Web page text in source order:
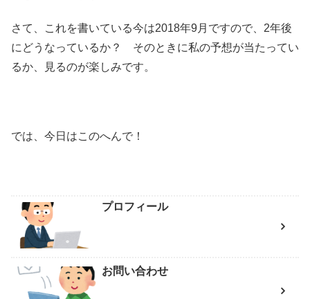
さて、これを書いている今は2018年9月ですので、2年後
にどうなっているか？ そのときに私の予想が当たってい
るか、見るのが楽しみです。
では、今日はこのへんで！
プロフィール
お問い合わせ